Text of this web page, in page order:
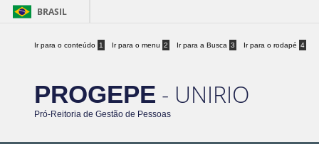
BRASIL
Ir para o conteúdo 1 Ir para o menu 2 Ir para a Busca 3 Ir para o rodapé 4
PROGEPE - UNIRIO
Pró-Reitoria de Gestão de Pessoas